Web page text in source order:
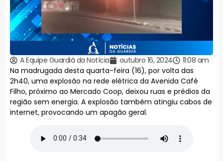
A Equipe Guardiã da Notícia outubro 16, 2024
11:08 am
Na madrugada desta quarta-feira (16), por volta das
2h40, uma explosão na rede elétrica da Avenida Café
Filho, próximo ao Mercado Coop, deixou ruas e prédios da
região sem energia. A explosão também atingiu cabos de
internet, provocando um apagão geral.